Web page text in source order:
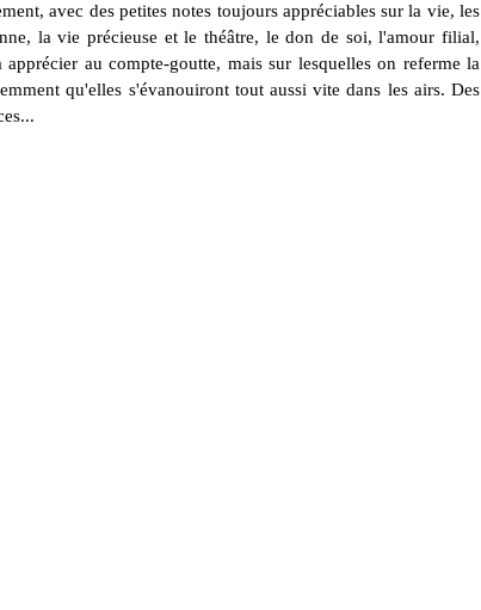
avec des petites notes toujours appréciables sur la vie, les
la vie précieuse et le théâtre, le don de soi, l'amour filial,
au compte-goutte, mais sur lesquelles on referme la
qu'elles s'évanouiront tout aussi vite dans les airs. Des